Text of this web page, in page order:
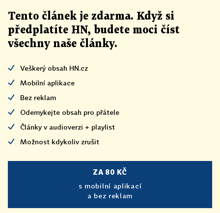
Tento článek je zdarma. Když si
předplatíte HN, budete moci číst
všechny naše články.
Veškerý obsah HN.cz
Mobilní aplikace
Bez reklam
Odemykejte obsah pro přátele
Články v audioverzi + playlist
Možnost kdykoliv zrušit
ZA 80 KČ
s mobilní aplikací
a bez reklam